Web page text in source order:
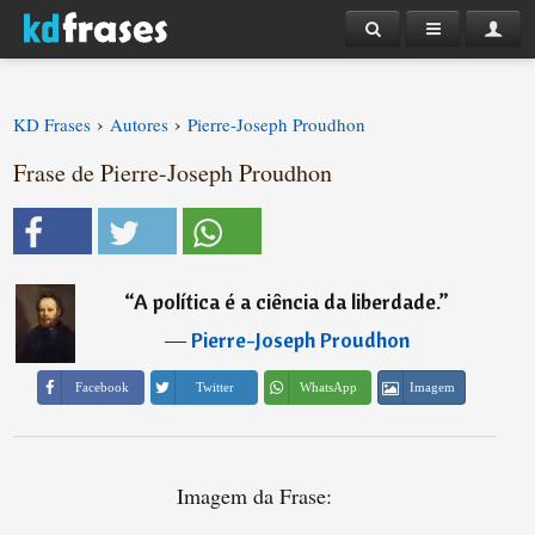
KD Frases › Autores › Pierre-Joseph Proudhon
Frase de Pierre-Joseph Proudhon
“A política é a ciência da liberdade.”
―Pierre-Joseph Proudhon
Facebook Twitter WhatsApp Imagem
Imagem da Frase: